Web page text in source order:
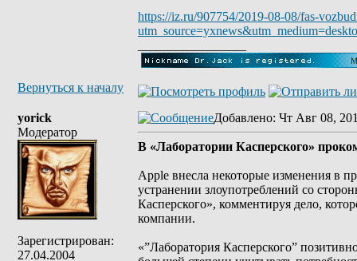
https://iz.ru/907754/2019-08-08/fas-
Вернуться к началу
yorick
Модератор
Зарегистрирован:
27.04.2004
Добавлено: Чт Авг 08,
В «Лаборатории Касперского»
Apple внесла некоторые изменения в
устранении злоупотреблений со
Касперского», комментируя дело,
компании.
«”Лаборатория Касперского”